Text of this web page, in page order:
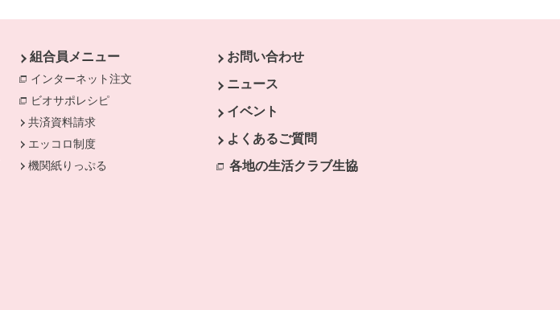
組合員メニュー
インターネット注文 別のウィンドウで開きます。
ビオサポレシピ
共済資料請求
エッコロ制度
機関紙りっぷる
お問い合わせ
ニュース
イベント
よくあるご質問
各地の生活クラブ生協